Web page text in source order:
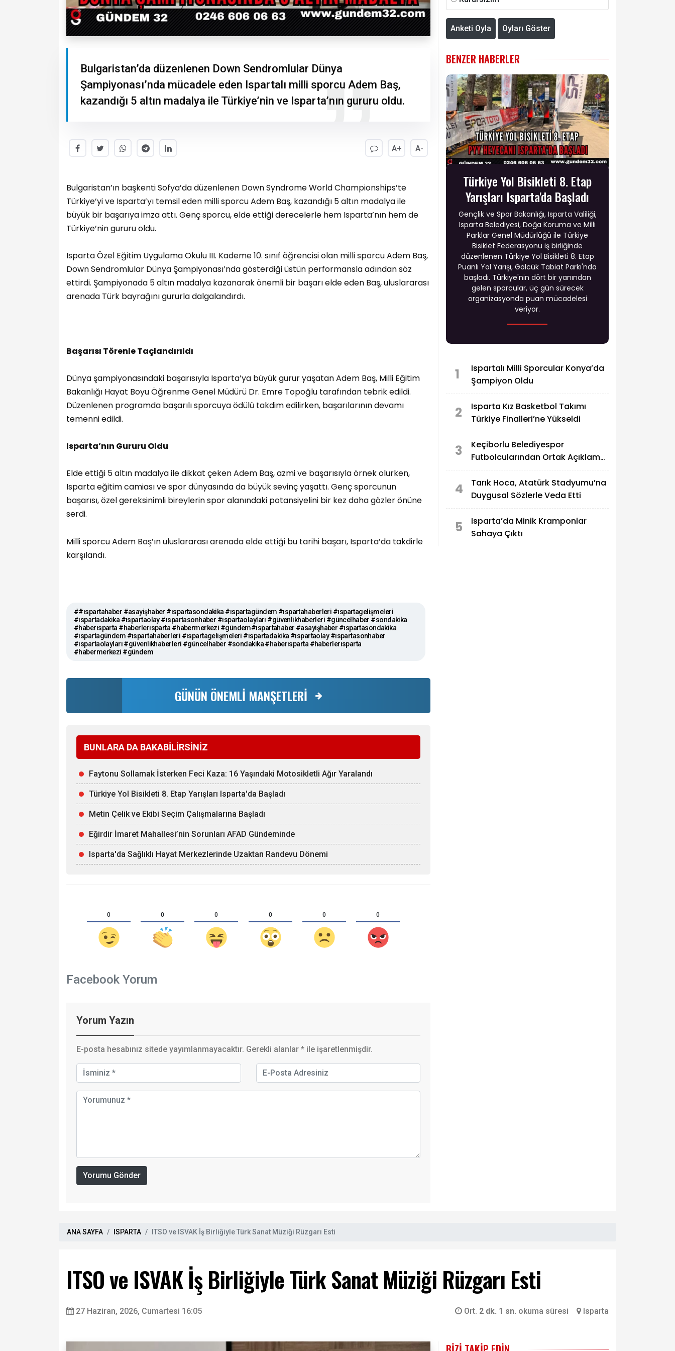
Bulgaristan’da düzenlenen Down Sendromlular Dünya
Şampiyonası’nda mücadele eden Ispartalı milli sporcu Adem Baş,
kazandığı 5 altın madalya ile Türkiye’nin ve Isparta’nın gururu oldu.
A+ A-
Bulgaristan’ın başkenti Sofya’da düzenlenen Down Syndrome World Championships’te
Türkiye’yi ve Isparta’yı temsil eden milli sporcu Adem Baş, kazandığı 5 altın madalya ile
büyük bir başarıya imza attı. Genç sporcu, elde ettiği derecelerle hem Isparta’nın hem de
Türkiye’nin gururu oldu.
Isparta Özel Eğitim Uygulama Okulu III. Kademe 10. sınıf öğrencisi olan milli sporcu Adem Baş,
Down Sendromlular Dünya Şampiyonası’nda gösterdiği üstün performansla adından söz
ettirdi. Şampiyonada 5 altın madalya kazanarak önemli bir başarı elde eden Baş, uluslararası
arenada Türk bayrağını gururla dalgalandırdı.
Başarısı Törenle Taçlandırıldı
Dünya şampiyonasındaki başarısıyla Isparta’ya büyük gurur yaşatan Adem Baş, Milli Eğitim
Bakanlığı Hayat Boyu Öğrenme Genel Müdürü Dr. Emre Topoğlu tarafından tebrik edildi.
Düzenlenen programda başarılı sporcuya ödülü takdim edilirken, başarılarının devamı
temenni edildi.
Isparta’nın Gururu Oldu
Elde ettiği 5 altın madalya ile dikkat çeken Adem Baş, azmi ve başarısıyla örnek olurken,
Isparta eğitim camiası ve spor dünyasında da büyük sevinç yaşattı. Genç sporcunun
başarısı, özel gereksinimli bireylerin spor alanındaki potansiyelini bir kez daha gözler önüne
serdi.
Milli sporcu Adem Baş’ın uluslararası arenada elde ettiği bu tarihi başarı, Isparta’da takdirle
karşılandı.
##ıspartahaber #asayişhaber #ıspartasondakika #ıspartagündem #ıspartahaberleri #ıspartagelişmeleri
#ıspartadakika #ıspartaolay #ıspartasonhaber #ıspartaolayları #güvenlikhaberleri #güncelhaber #sondakika
#haberısparta #haberlerısparta #habermerkezi #gündem#ıspartahaber #asayişhaber #ıspartasondakika
#ıspartagündem #ıspartahaberleri #ıspartagelişmeleri #ıspartadakika #ıspartaolay #ıspartasonhaber
#ıspartaolayları #güvenlikhaberleri #güncelhaber #sondakika #haberısparta #haberlerısparta
#habermerkezi #gündem
GÜNÜN ÖNEMLİ MANŞETLERİ
BUNLARA DA BAKABİLİRSİNİZ
Faytonu Sollamak İsterken Feci Kaza: 16 Yaşındaki Motosikletli Ağır Yaralandı
Türkiye Yol Bisikleti 8. Etap Yarışları Isparta'da Başladı
Metin Çelik ve Ekibi Seçim Çalışmalarına Başladı
Eğirdir İmaret Mahallesi’nin Sorunları AFAD Gündeminde
Isparta'da Sağlıklı Hayat Merkezlerinde Uzaktan Randevu Dönemi
0 0 0 0 0 0
Facebook Yorum
Yorum Yazın
E-posta hesabınız sitede yayımlanmayacaktır. Gerekli alanlar * ile işaretlenmişdir.
Yorumu Gönder
Anketi Oyla Oyları Göster
BENZER HABERLER
Türkiye Yol Bisikleti 8. Etap
Yarışları Isparta'da Başladı
Gençlik ve Spor Bakanlığı, Isparta Valiliği,
Isparta Belediyesi, Doğa Koruma ve Milli
Parklar Genel Müdürlüğü ile Türkiye
Bisiklet Federasyonu iş birliğinde
düzenlenen Türkiye Yol Bisikleti 8. Etap
Puanlı Yol Yarışı, Gölcük Tabiat Parkı'nda
başladı. Türkiye'nin dört bir yanından
gelen sporcular, üç gün sürecek
organizasyonda puan mücadelesi
veriyor.
1
Ispartalı Milli Sporcular Konya’da
Şampiyon Oldu
2
Isparta Kız Basketbol Takımı
Türkiye Finalleri’ne Yükseldi
3
Keçiborlu Belediyespor
Futbolcularından Ortak Açıklama:
4
Tarık Hoca, Atatürk Stadyumu’na
Duygusal Sözlerle Veda Etti
5
Isparta’da Minik Kramponlar
Sahaya Çıktı
ANA SAYFA ISPARTA ITSO ve ISVAK İş Birliğiyle Türk Sanat Müziği Rüzgarı Esti
ITSO ve ISVAK İş Birliğiyle Türk Sanat Müziği Rüzgarı Esti
27 Haziran, 2026, Cumartesi 16:05 Ort. 2 dk. 1 sn. okuma süresi Isparta